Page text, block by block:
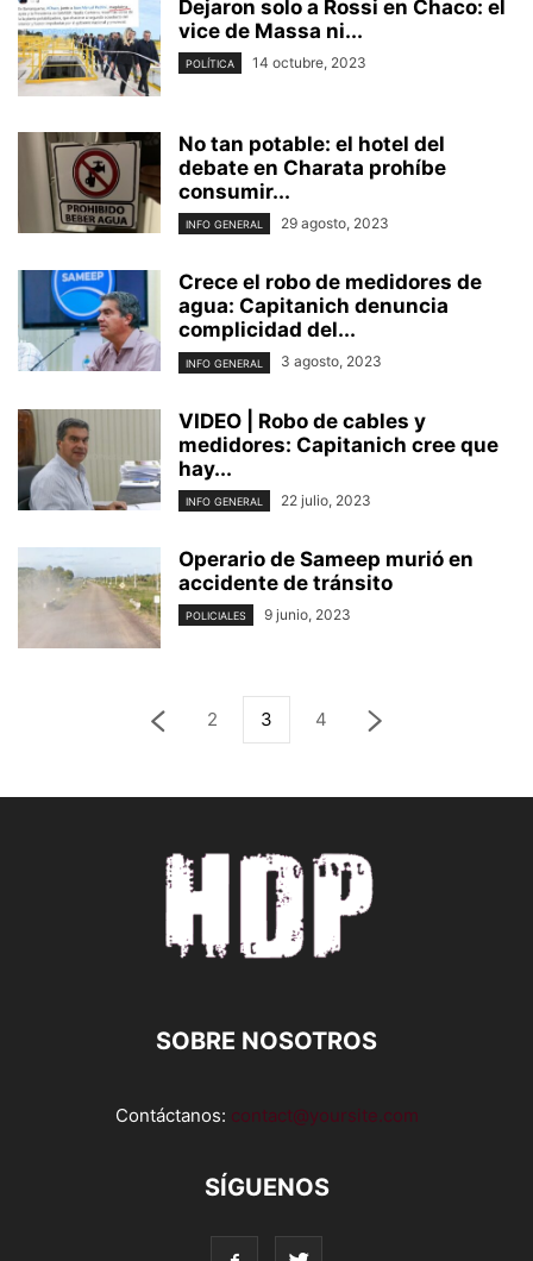
Dejaron solo a Rossi en Chaco: el
vice de Massa ni...
POLÍTICA 14 octubre, 2023
No tan potable: el hotel del
debate en Charata prohíbe
consumir...
INFO GENERAL 29 agosto, 2023
Crece el robo de medidores de
agua: Capitanich denuncia
complicidad del...
INFO GENERAL 3 agosto, 2023
VIDEO | Robo de cables y
medidores: Capitanich cree que
hay...
INFO GENERAL 22 julio, 2023
Operario de Sameep murió en
accidente de tránsito
POLICIALES 9 junio, 2023
2 3 4
SOBRE NOSOTROS
Contáctanos: contact@yoursite.com
SÍGUENOS